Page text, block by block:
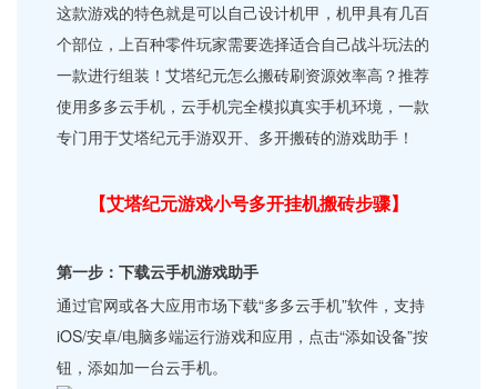
这款游戏的特色就是可以自己设计机甲，机甲具有几百
个部位，上百种零件玩家需要选择适合自己战斗玩法的
一款进行组装！艾塔纪元怎么搬砖刷资源效率高？推荐
使用多多云手机，云手机完全模拟真实手机环境，一款
专门用于艾塔纪元手游双开、多开搬砖的游戏助手！
【艾塔纪元游戏小号多开挂机搬砖步骤】
第一步：下载云手机游戏助手
通过官网或各大应用市场下载“多多云手机”软件，支持
iOS/安卓/电脑多端运行游戏和应用，点击“添如设备”按
钮，添如加一台云手机。